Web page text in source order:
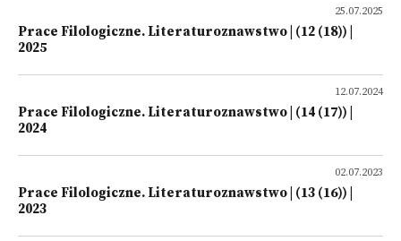
25.07.2025
Prace Filologiczne. Literaturoznawstwo | (12 (18)) |
2025
12.07.2024
Prace Filologiczne. Literaturoznawstwo | (14 (17)) |
2024
02.07.2023
Prace Filologiczne. Literaturoznawstwo | (13 (16)) |
2023